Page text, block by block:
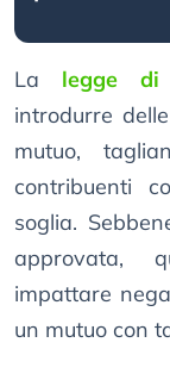
La legge di
introdurre
mutuo,
contribuenti
soglia.
approvata,
impattare
un mutuo con